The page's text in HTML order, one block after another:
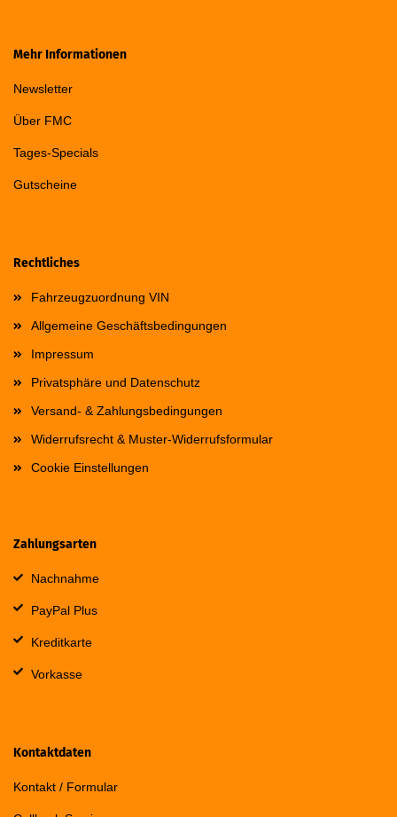
Mehr Informationen
Newsletter
Über FMC
Tages-Specials
Gutscheine
Rechtliches
Fahrzeugzuordnung VIN
Allgemeine Geschäftsbedingungen
Impressum
Privatsphäre und Datenschutz
Versand- & Zahlungsbedingungen
Widerrufsrecht & Muster-Widerrufsformular
Cookie Einstellungen
Zahlungsarten
Nachnahme
PayPal Plus
Kreditkarte
Vorkasse
Kontaktdaten
Kontakt / Formular